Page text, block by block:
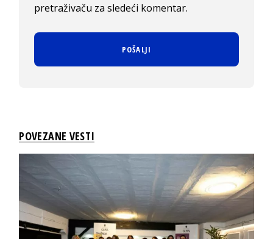
pretraživaču za sledeći komentar.
POVEZANE VESTI